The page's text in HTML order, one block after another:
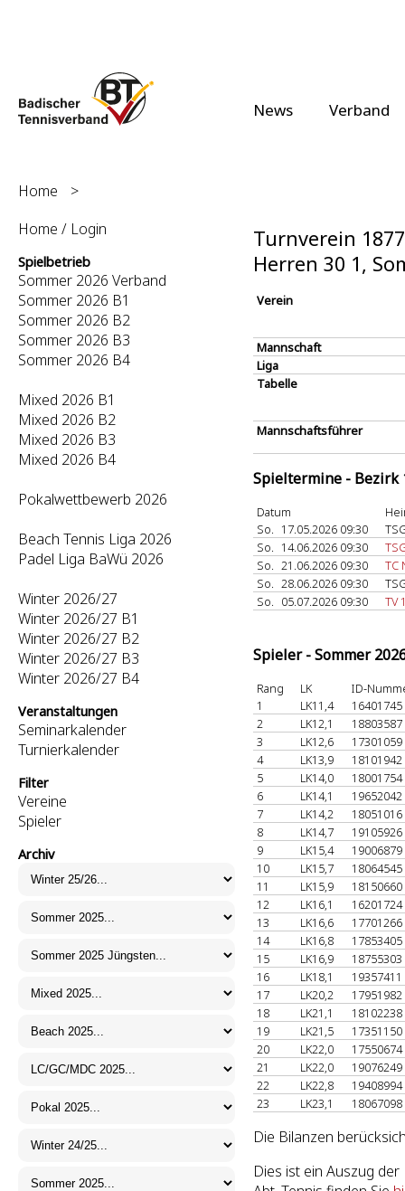
News Verband
Home
>
Home / Login
Spielbetrieb
Sommer 2026 Verband
Sommer 2026 B1
Sommer 2026 B2
Sommer 2026 B3
Sommer 2026 B4
Mixed 2026 B1
Mixed 2026 B2
Mixed 2026 B3
Mixed 2026 B4
Pokalwettbewerb 2026
Beach Tennis Liga 2026
Padel Liga BaWü 2026
Winter 2026/27
Winter 2026/27 B1
Winter 2026/27 B2
Winter 2026/27 B3
Winter 2026/27 B4
Veranstaltungen
Seminarkalender
Turnierkalender
Filter
Vereine
Spieler
Archiv
Turnverein
Herren 30 1,
Verein
Mannschaft
Liga
Tabelle
Mannschaftsführer
Spieltermine - Bezirk
Datum
So. 17.05.2026 09:30
So. 14.06.2026 09:30
So. 21.06.2026 09:30
TC
So. 28.06.2026 09:30
So. 05.07.2026 09:30 TV
Spieler - Sommer
Rang LK
ID-
1
LK11,4
16401745
2
LK12,1
18803587
3
LK12,6
17301059
4
LK13,9
18101942
5
LK14,0
18001754
6
LK14,1
19652042
7
LK14,2
18051016
8
LK14,7
19105926
9
LK15,4
19006879
10
LK15,7
18064545
11
LK15,9
18150660
12
LK16,1
16201724
13
LK16,6
17701266
14
LK16,8
17853405
15
LK16,9
18755303
16
LK18,1
19357411
17
LK20,2
17951982
18
LK21,1
18102238
19
LK21,5
17351150
20
LK22,0
17550674
21
LK22,0
19076249
22
LK22,8
19408994
23
LK23,1 18067098
Die Bilanzen
Dies ist ein Auszug